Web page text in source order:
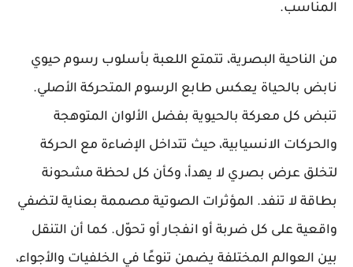
المناسب.
من الناحية البصرية، تتمتع اللعبة بأسلوب رسوم حيوي
نابض بالحياة يعكس طابع الرسوم المتحركة الأصلي.
تنبض كل معركة بالحيوية بفضل الألوان المتوهجة
والحركات الانسيابية، حيث تتداخل الإضاءة مع الحركة
لتخلق عرض بصري لا يهدأ، وكأن كل لحظة مشحونة
بطاقة لا تنفد. المؤثرات الصوتية مصممة بعناية لتضفي
واقعية على كل ضربة أو انفجار أو تحوّل. كما أن التنقل
بين العوالم المختلفة يضمن تنوعًا في الخلفيات والأجواء،